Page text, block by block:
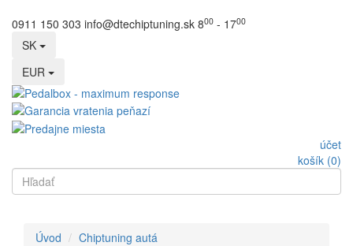
0911 150 303 info@dtechiptuning.sk 800 - 1700
SK
EUR
účet
košík (0)
Úvod Chiptuning autá